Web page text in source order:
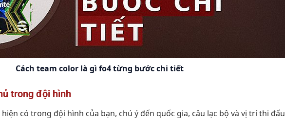
Cách team color là gì fo4 từng bước chi tiết
trong đội hình
có trong đội hình của bạn, chú ý đến quốc gia, câu lạc bộ và vị trí thi đấu